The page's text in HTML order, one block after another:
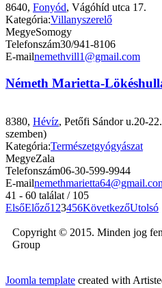
8640, Fonyód, Vágóhíd utca 17.
Kategória:Villanyszerelő
MegyeSomogy
Telefonszám30/941-8106
E-mailnemethvill1@gmail.com
Németh Marietta-
8380, Hévíz, Petőfi Sándor u.20-
szemben)
Kategória:Természetgyógyászat
MegyeZala
Telefonszám06-30-599-9944
E-mail
41 - 60 találat / 105
ElsőElőző1 23456KövetkezőUtolsó
Copyright © 2015. Minden jog
Group
Joomla template created with